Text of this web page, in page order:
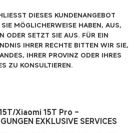
DIESES KUNDENANGEBOT
MÖGLICHERWEISE HABEN, AUS,
ODER SETZT SIE AUS. FÜR EIN
IHRER RECHTE BITTEN WIR SIE,
IHRER PROVINZ ODER IHRES
ZU KONSULTIEREN.
Xiaomi 15T Pro –
EXKLUSIVE SERVICES